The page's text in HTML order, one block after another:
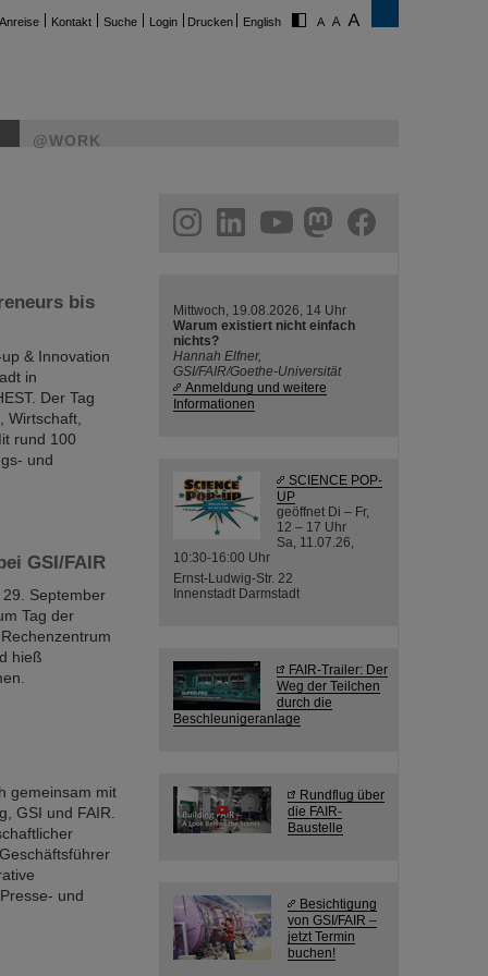
Anreise Kontakt Suche Login Drucken English
@WORK
bis
& Innovation
in
Der Tag
Wirtschaft,
rund 100
und
GSI/FAIR
September
Tag der
hieß
gemeinsam mit
GSI und FAIR.
und
helmholtz.social
facebook
Mittwoch, 19.08.2026, 14 Uhr
Warum existiert nicht einfach
nichts?
Hannah Elfner,
GSI/FAIR/Goethe-Universität
Anmeldung und weitere
Informationen
SCIENCE POP-
UP
geöffnet Di – Fr,
12 – 17 Uhr
Sa, 11.07.26,
10:30-16:00 Uhr
Ernst-Ludwig-Str. 22
Innenstadt Darmstadt
FAIR-Trailer: Der
Weg der Teilchen
durch die
Beschleunigeranlage
Rundflug über
die FAIR-
Baustelle
Besichtigung
von GSI/FAIR –
jetzt Termin
buchen!